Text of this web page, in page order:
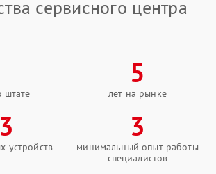
сервисного центра
штате
5
лет на рынке
устройств
3
минимальный опыт работы
специалистов